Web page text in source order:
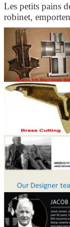
Les petits pains
robinet,